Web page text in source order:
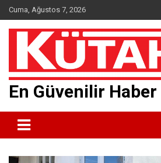
Skip
to
content
Cuma, Ağustos 7, 2026
En Güvenilir